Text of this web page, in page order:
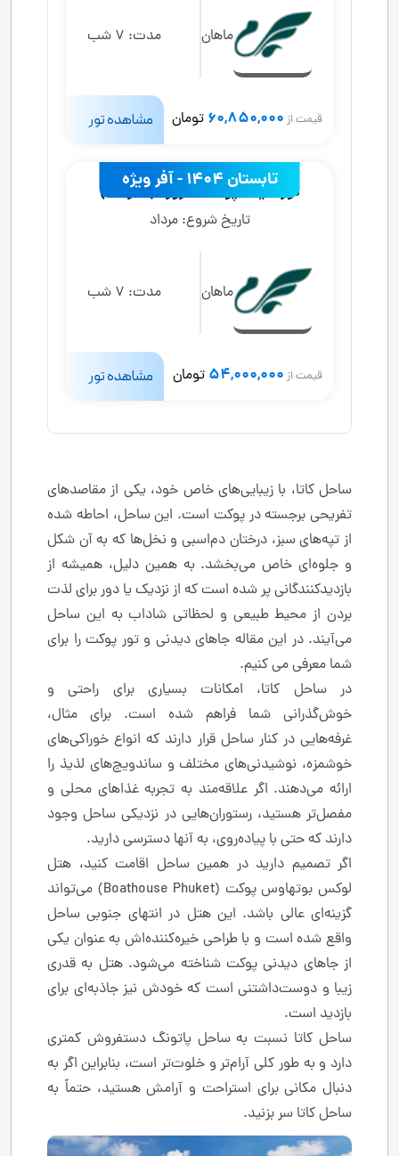
ماهان مدت: 7 شب
قیمت از 60,850,000 تومان مشاهده تور
تابستان 1404 - آفر ویژه
تور تایلند پوکت 8 روزه (1 مرداد)
تاریخ شروع: مرداد
ماهان مدت: 7 شب
قیمت از 54,000,000 تومان مشاهده تور
ساحل کاتا، با زیبایی‌های خاص خود، یکی از مقاصدهای
تفریحی برجسته در پوکت است. این ساحل، احاطه شده
از تپه‌های سبز، درختان دم‌اسبی و نخل‌ها که به آن شکل
و جلوه‌ای خاص می‌بخشد. به همین دلیل، همیشه از
بازدیدکنندگانی پر شده است که از نزدیک یا دور برای لذت
بردن از محیط طبیعی و لحظاتی شاداب به این ساحل
می‌آیند. در این مقاله جاهای دیدنی و تور پوکت را برای
شما معرفی می کنیم.
در ساحل کاتا، امکانات بسیاری برای راحتی و
خوش‌گذرانی شما فراهم شده است. برای مثال،
غرفه‌هایی در کنار ساحل قرار دارند که انواع خوراکی‌های
خوشمزه، نوشیدنی‌های مختلف و ساندویچ‌های لذیذ را
ارائه می‌دهند. اگر علاقه‌مند به تجربه غذاهای محلی و
مفصل‌تر هستید، رستوران‌هایی در نزدیکی ساحل وجود
دارند که حتی با پیاده‌روی، به آنها دسترسی دارید.
اگر تصمیم دارید در همین ساحل اقامت کنید، هتل
لوکس بوتهاوس پوکت (Boathouse Phuket) می‌تواند
گزینه‌ای عالی باشد. این هتل در انتهای جنوبی ساحل
واقع شده است و با طراحی خیره‌کننده‌اش به عنوان یکی
از جاهای دیدنی پوکت شناخته می‌شود. هتل به قدری
زیبا و دوست‌داشتنی است که خودش نیز جاذبه‌ای برای
بازدید است.
ساحل کاتا نسبت به ساحل پاتونگ دستفروش کمتری
دارد و به طور کلی آرام‌تر و خلوت‌تر است، بنابراین اگر به
دنبال مکانی برای استراحت و آرامش هستید، حتماً به
ساحل کاتا سر بزنید.